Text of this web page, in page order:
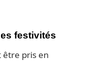
festivités
être pris en